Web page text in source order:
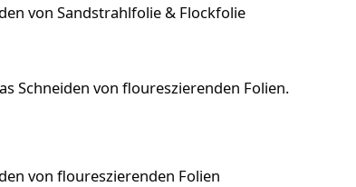
von Sandstrahlfolie & Flockfolie
Schneiden von floureszierenden Folien.
von floureszierenden Folien